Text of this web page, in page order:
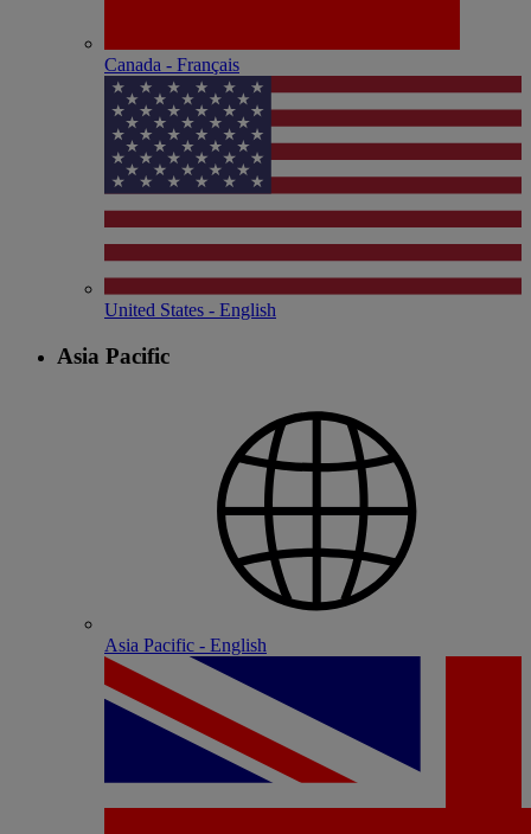
Canada - Français
United States - English
Asia Pacific
Asia Pacific - English